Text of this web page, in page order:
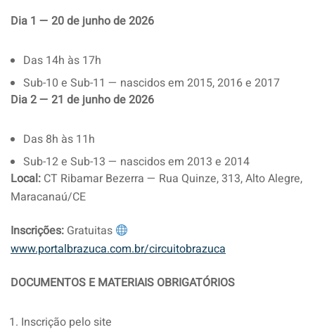
Dia 1 — 20 de junho de 2026
Das 14h às 17h
Sub-10 e Sub-11 — nascidos em 2015, 2016 e 2017
Dia 2 — 21 de junho de 2026
Das 8h às 11h
Sub-12 e Sub-13 — nascidos em 2013 e 2014
Local: CT Ribamar Bezerra — Rua Quinze, 313, Alto Alegre,
Maracanaú/CE
Inscrições: Gratuitas
www.portalbrazuca.com.br/circuitobrazuca
DOCUMENTOS E MATERIAIS OBRIGATÓRIOS
Inscrição pelo site